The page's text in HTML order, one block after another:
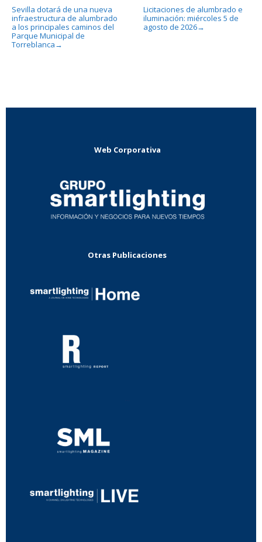
Sevilla dotará de una nueva
infraestructura de alumbrado
a los principales caminos del
Parque Municipal de
Torreblanca →
Licitaciones de alumbrado e
iluminación: miércoles 5 de
agosto de 2026→
Web Corporativa
Otras Publicaciones